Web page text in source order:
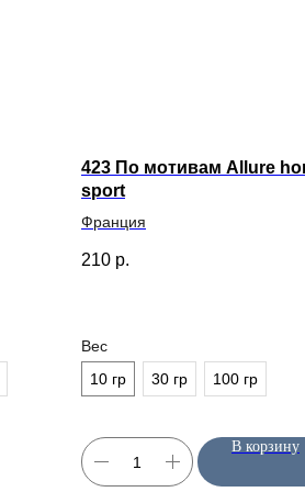
423 По мотивам Allure
sport
Франция
210 р.
Вес
10 гр
30 гр 100 гр
В корзину
Оплата